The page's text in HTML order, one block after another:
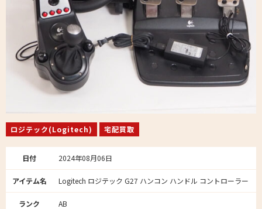
ロジテック(Logitech) 宅配買取
日付 2024年08月06日
アイテム名 Logitech ロジテック G27 ハンコン ハンドル コントローラー
ランク AB